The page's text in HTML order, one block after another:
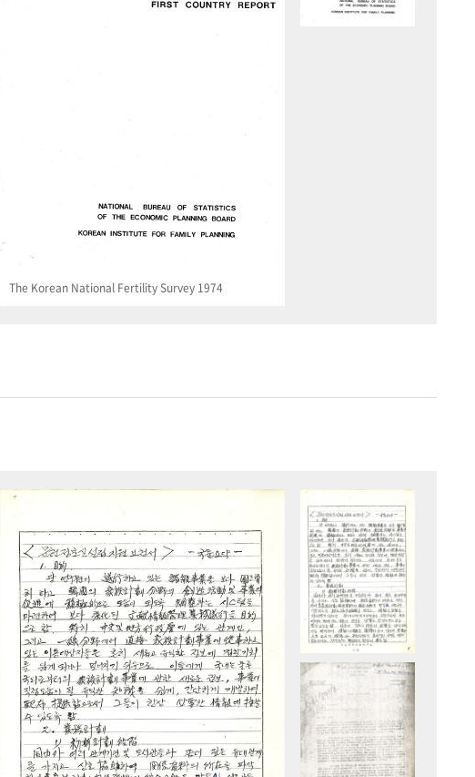
The Korean National Fertility Survey 1974